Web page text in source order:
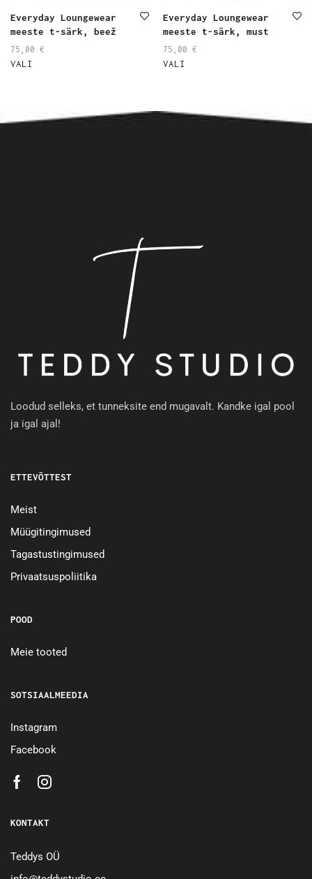
Everyday Loungewear
meeste t-särk, beež
75,00 €
VALI
Everyday Loungewear
meeste t-särk, must
75,00 €
VALI
Loodud selleks, et tunneksite end mugavalt. Kandke igal pool
ja igal ajal!
ETTEVÕTTEST
Meist
Müügitingimused
Tagastustingimused
Privaatsuspoliitika
POOD
Meie tooted
SOTSIAALMEEDIA
Instagram
Facebook
KONTAKT
Teddys OÜ